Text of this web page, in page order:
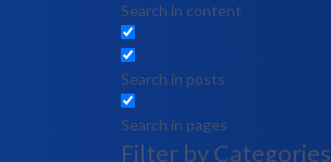
Search in content
Search in posts
Search in pages
Filter by Categories